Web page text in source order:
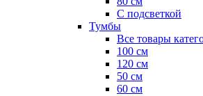
С подсветкой
Тумбы
Все товары
100 см
120 см
50 см
60 см